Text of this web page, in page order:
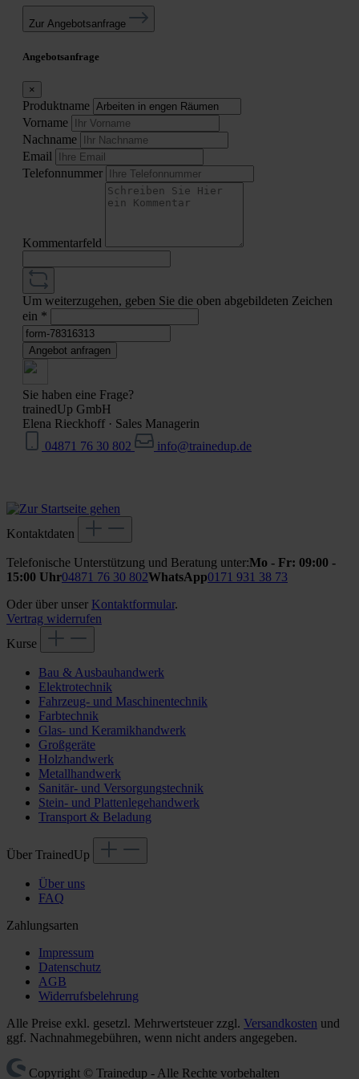
Zur Angebotsanfrage
Angebotsanfrage
×
Produktname
Vorname
Nachname
Email
Telefonnummer
Kommentarfeld
Um weiterzugehen, geben Sie die oben abgebildeten Zeichen
ein *
Angebot anfragen
Sie haben eine Frage?
trainedUp GmbH
Elena Rieckhoff · Sales Managerin
04871 76 30 802
info@trainedup.de
Kontaktdaten
Telefonische Unterstützung und Beratung unter:Mo - Fr: 09:00 -
15:00 Uhr04871 76 30 802WhatsApp0171 931 38 73
Oder über unser Kontaktformular.
Vertrag widerrufen
Kurse
Bau & Ausbauhandwerk
Elektrotechnik
Fahrzeug- und Maschinentechnik
Farbtechnik
Glas- und Keramikhandwerk
Großgeräte
Holzhandwerk
Metallhandwerk
Sanitär- und Versorgungstechnik
Stein- und Plattenlegehandwerk
Transport & Beladung
Über TrainedUp
Über uns
FAQ
Zahlungsarten
Impressum
Datenschutz
AGB
Widerrufsbelehrung
Alle Preise exkl. gesetzl. Mehrwertsteuer zzgl. Versandkosten und
ggf. Nachnahmegebühren, wenn nicht anders angegeben.
Copyright © Trainedup - Alle Rechte vorbehalten